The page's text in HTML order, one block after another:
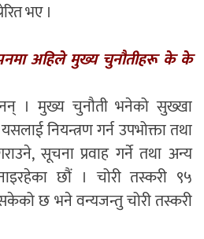
भए ।
अहिले मुख्य चुनौतीहरू के के
। मुख्य चुनौती भनेको सुख्खा
नियन्त्रण गर्न उपभोक्ता तथा
सूचना प्रवाह गर्ने तथा अन्य
छौं । चोरी तस्करी ९५
छ भने वन्यजन्तु चोरी तस्करी